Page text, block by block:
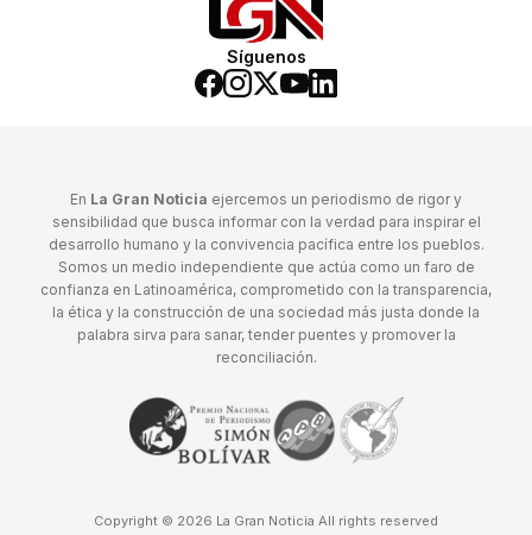
Síguenos
En La Gran Noticia ejercemos un periodismo de rigor y
sensibilidad que busca informar con la verdad para inspirar el
desarrollo humano y la convivencia pacífica entre los pueblos.
Somos un medio independiente que actúa como un faro de
confianza en Latinoamérica, comprometido con la transparencia,
la ética y la construcción de una sociedad más justa donde la
palabra sirva para sanar, tender puentes y promover la
reconciliación.
Copyright © 2026 La Gran Noticia All rights reserved